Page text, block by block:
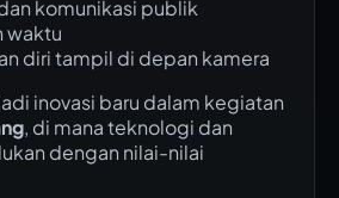
komunikasi publik
waktu
diri tampil di depan kamera
inovasi baru dalam kegiatan
, di mana teknologi dan
dengan nilai-nilai